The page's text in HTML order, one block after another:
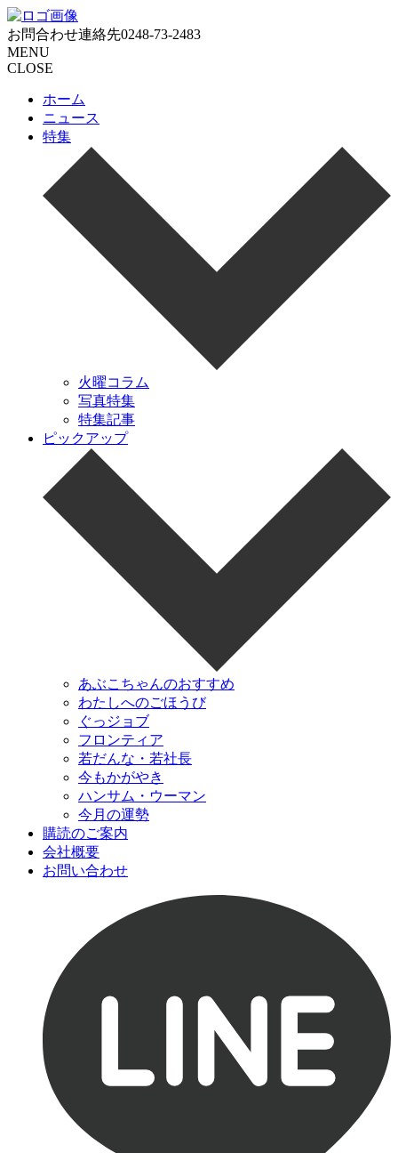
お問合わせ連絡先0248-73-2483
MENU
CLOSE
ホーム
ニュース
特集
火曜コラム
写真特集
特集記事
ピックアップ
あぶこちゃんのおすすめ
わたしへのごほうび
ぐっジョブ
フロンティア
若だんな・若社長
今もかがやき
ハンサム・ウーマン
今月の運勢
購読のご案内
会社概要
お問い合わせ